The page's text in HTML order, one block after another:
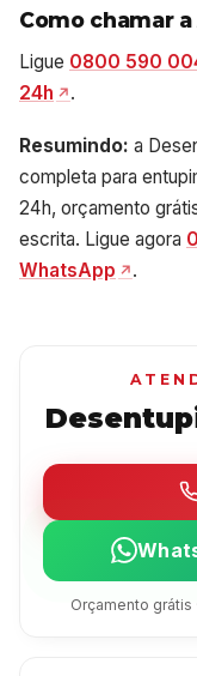
Como chamar
Ligue 0800 590
24h
.
Resumindo: a
completa para
24h, orçamento
escrita. Ligue agora
WhatsApp
.
Orçamento grátis